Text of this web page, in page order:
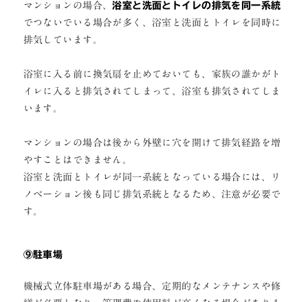
マンションの場合、浴室と洗面とトイレの排気を同一系統
でつないでいる場合が多く、浴室と洗面とトイレを同時に
排気しています。
浴室に入る前に換気扇を止めておいても、家族の誰かがト
イレに入ると排気されてしまって、浴室も排気されてしま
います。
マンションの場合は後から外壁に穴を開けて排気経路を増
やすことはできません。
浴室と洗面とトイレが同一系統となっている場合には、リ
ノベーション後も同じ排気系統となるため、注意が必要で
す。
⑨駐車場
機械式立体駐車場がある場合、定期的なメンテナンスや修